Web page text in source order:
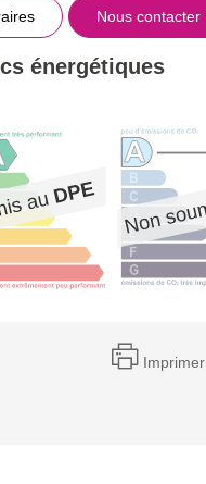
Nous contacter
énergétiques
Imprimer